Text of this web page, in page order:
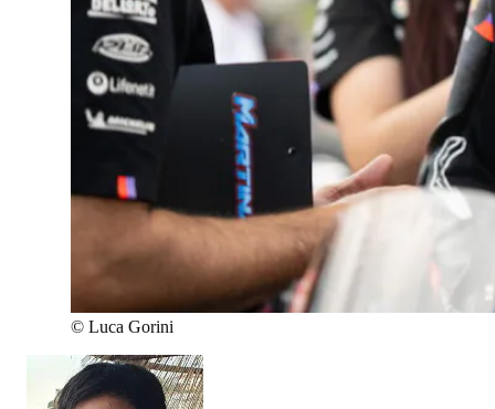
© Luca Gorini